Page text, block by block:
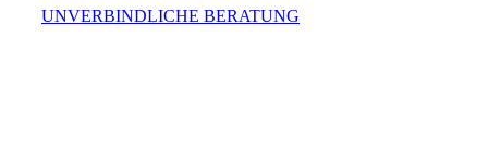
UNVERBINDLICHE BERATUNG